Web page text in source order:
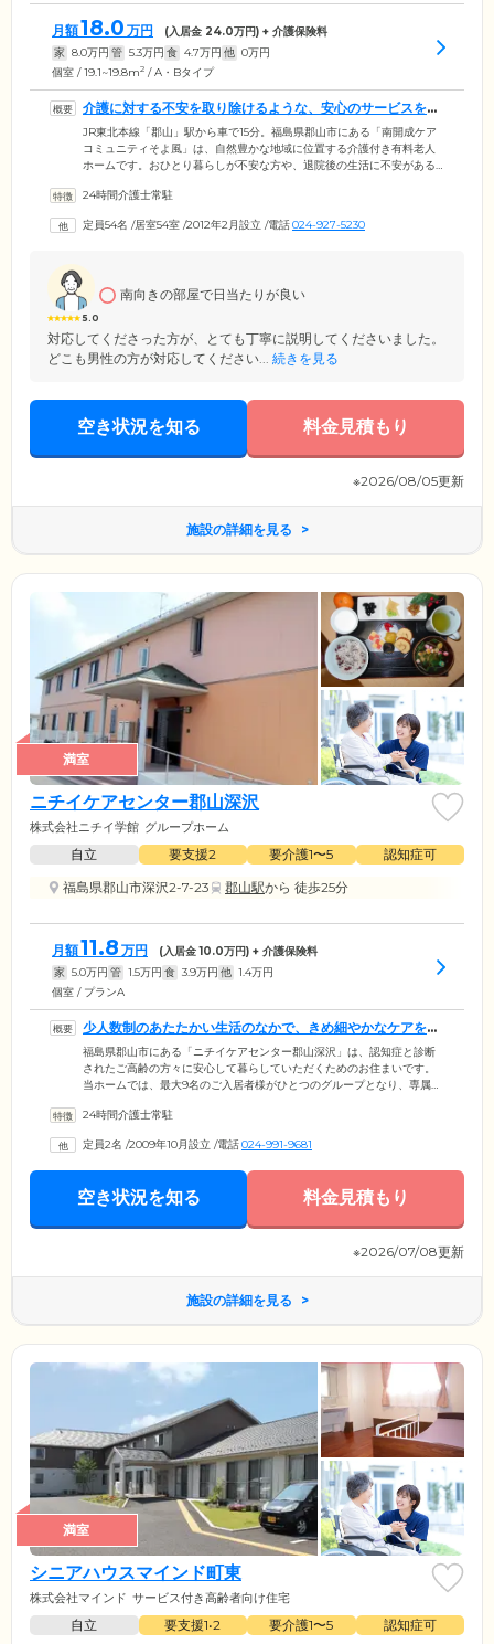
月額18.0 万円 (入居金 24.0万円) + 介護保険料
家 8.0万円 管 5.3万円 食 4.7万円 他 0万円
個室 / 19.1~19.8m2 / A・Bタイプ
介護に対する不安を取り除けるような、安心のサービスを提
供します
JR東北本線「郡山」駅から車で15分。福島県郡山市にある「南開成ケア
コミュニティそよ風」は、自然豊かな地域に位置する介護付き有料老人
ホームです。おひとり暮らしが不安な方や、退院後の生活に不安がある
困りのご高齢者様へ、安心して過ごしていただけるお住まいをご提供し
協力医療機関との連携により、医療的ケアが必要な方の受け入れ体制も
24時間介護士常駐
定員54名 /居室54室 /2012年2月設立 /電話024-927-5230
5.0
南向きの部屋で日当たりが良い
対応してくださった方が、とても丁寧に説明してくださいました。
どこも男性の方が対応してください... 続きを見る
空き状況を知る 料金見積もり
※2026/08/05更新
施設の詳細を見る
満室
ニチイケアセンター郡山深沢
株式会社ニチイ学館 グループホーム
自立 要支援2 要介護1〜5
認知症可
福島県郡山市深沢2-7-23
郡山駅から 徒歩25分
月額11.8 万円 (入居金10.0万円) + 介護保険料
家 5.0万円 管 1.5万円 食 3.9万円 他 1.4万円
個室 / プランA
少人数制のあたたかい生活のなかで、きめ細やかなケアをお
届けします
福島県郡山市にある「ニチイケアセンター郡山深沢」は、認知症と診断
されたご高齢の方々に安心して暮らしていただくためのお住まいです。
当ホームでは、最大9名のご入居者様がひとつのグループとなり、専属の
す。スタッフは、ご入居者様それぞれの個性や「できること」を見出
なかでご自身の役割をこなしながら身体機能を活用していくことによ
り、認知症の進行抑制を図っています。また高台の上にある当ホームか
いただけます。
24時間介護士常駐
定員2名 /2009年10月設立 /電話024-991-9681
空き状況を知る 料金見積もり
※2026/07/08更新
施設の詳細を見る
満室
シニアハウスマインド町東
株式会社マインド サービス付き高齢者向け住宅
自立 要支援1•2 要介護1〜5
認知症可